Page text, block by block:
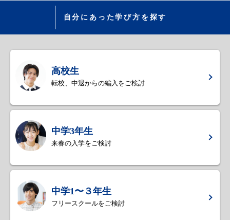
自分にあった学び方を探す
高校生
転校、中退からの編入をご検討
中学3年生
来春の入学をご検討
中学1〜３年生
フリースクールをご検討